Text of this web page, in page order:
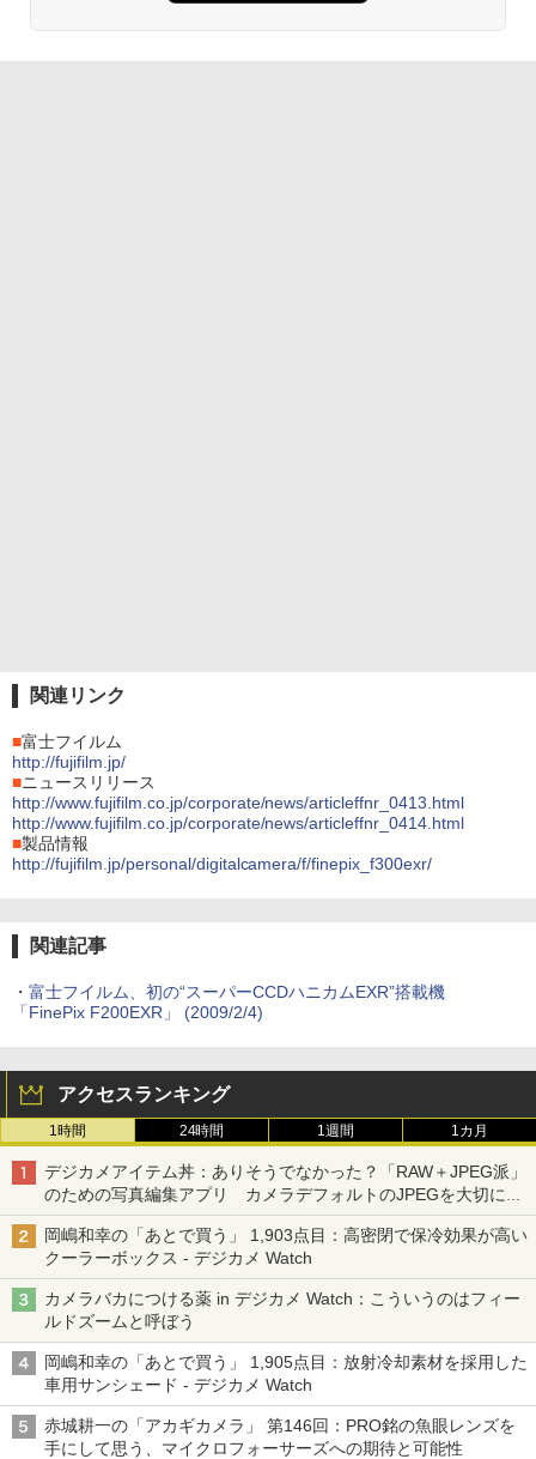
関連リンク
■富士フイルム
http://fujifilm.jp/
■ニュースリリース
http://www.fujifilm.co.jp/corporate/news/articleffnr_0413.html
http://www.fujifilm.co.jp/corporate/news/articleffnr_0414.html
■製品情報
http://fujifilm.jp/personal/digitalcamera/f/finepix_f300exr/
関連記事
・ 富士フイルム、初の“スーパーCCDハニカムEXR”搭載機
「FinePix F200EXR」 (2009/2/4)
アクセスランキング
1時間 24時間 1週間 1カ月
デジカメアイテム丼：ありそうでなかった？「RAW＋JPEG派」
のための写真編集アプリ カメラデフォルトのJPEGを大切にす
る「Filmator」
岡嶋和幸の「あとで買う」 1,903点目：高密閉で保冷効果が高い
クーラーボックス - デジカメ Watch
カメラバカにつける薬 in デジカメ Watch：こういうのはフィー
ルドズームと呼ぼう
岡嶋和幸の「あとで買う」 1,905点目：放射冷却素材を採用した
車用サンシェード - デジカメ Watch
赤城耕一の「アカギカメラ」 第146回：PRO銘の魚眼レンズを
手にして思う、マイクロフォーサーズへの期待と可能性